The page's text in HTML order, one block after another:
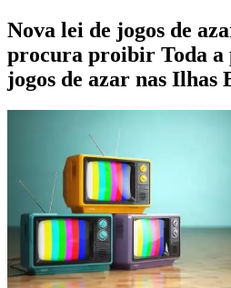
Nova lei de jogos de
procura proibir Toda a
jogos de azar nas Ilhas